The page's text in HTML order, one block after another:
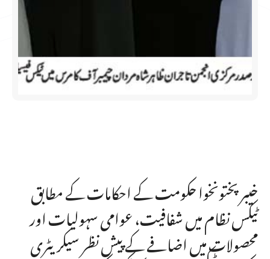
خیبرپختونخوا حکومت کے احکامات کے مطابق
ٹیکس نظام میں شفافیت، عوامی سہولیات اور
محصولات میں اضافے کے پیش نظر سیکریٹری